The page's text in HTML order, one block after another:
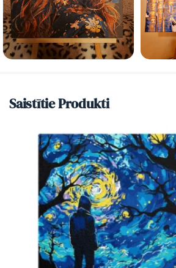
Saistītie Produkti